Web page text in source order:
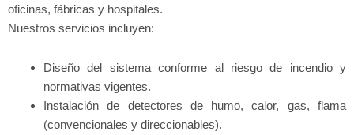
oficinas, fábricas y hospitales.
Nuestros servicios incluyen:
Diseño del sistema conforme al riesgo de incendio y
normativas vigentes.
Instalación de detectores de humo, calor, gas, flama
(convencionales y direccionables).